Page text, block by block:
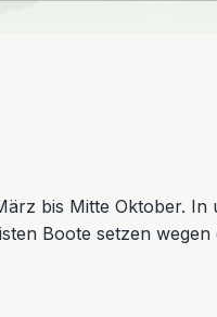
bis Mitte Oktober.
Boote setzen